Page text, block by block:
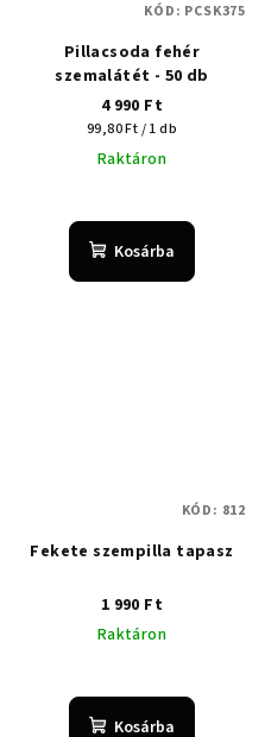
Pillacsoda fehér
szemalátét - 50 db
4 990 Ft
Egységár:
99,80 Ft / 1 db
Raktáron
Kosárba
KÓD: PCSK375
Fekete szempilla tapasz
1 990 Ft
Raktáron
Kosárba
KÓD: 812